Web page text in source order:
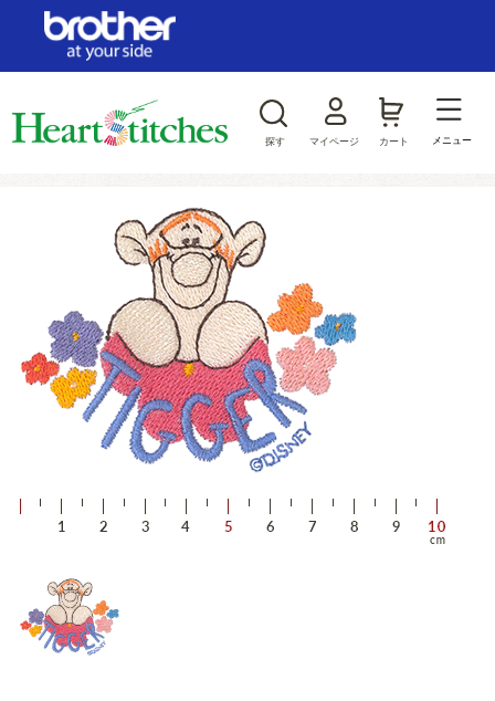
探す マイページ カート メニュー
ログイン/新規会員登録
ジャンルから探す